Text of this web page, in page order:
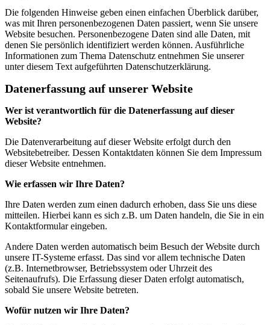
Die folgenden Hinweise geben einen einfachen Überblick darüber,
was mit Ihren personenbezogenen Daten passiert, wenn Sie unsere
Website besuchen. Personenbezogene Daten sind alle Daten, mit
denen Sie persönlich identifiziert werden können. Ausführliche
Informationen zum Thema Datenschutz entnehmen Sie unserer
unter diesem Text aufgeführten Datenschutzerklärung.
Datenerfassung auf unserer Website
Wer ist verantwortlich für die Datenerfassung auf dieser
Website?
Die Datenverarbeitung auf dieser Website erfolgt durch den
Websitebetreiber. Dessen Kontaktdaten können Sie dem Impressum
dieser Website entnehmen.
Wie erfassen wir Ihre Daten?
Ihre Daten werden zum einen dadurch erhoben, dass Sie uns diese
mitteilen. Hierbei kann es sich z.B. um Daten handeln, die Sie in ein
Kontaktformular eingeben.
Andere Daten werden automatisch beim Besuch der Website durch
unsere IT-Systeme erfasst. Das sind vor allem technische Daten
(z.B. Internetbrowser, Betriebssystem oder Uhrzeit des
Seitenaufrufs). Die Erfassung dieser Daten erfolgt automatisch,
sobald Sie unsere Website betreten.
Wofür nutzen wir Ihre Daten?